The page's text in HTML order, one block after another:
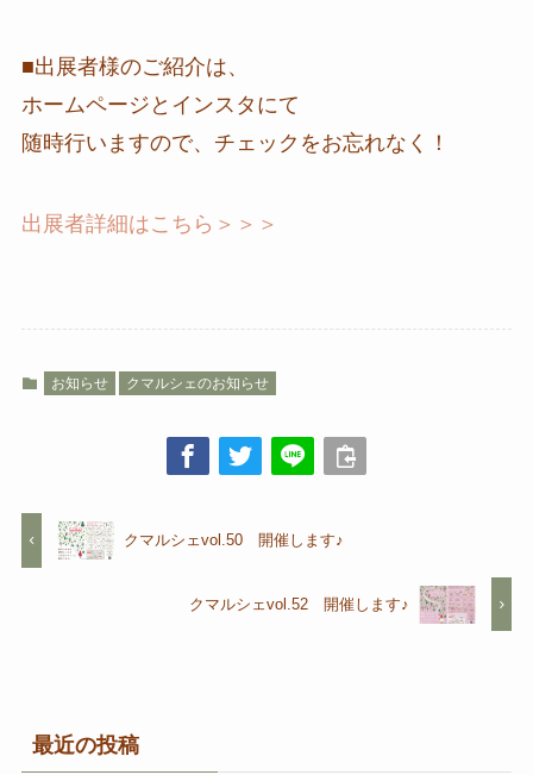
■出展者様のご紹介は、
ホームページとインスタにて
随時行いますので、チェックをお忘れなく！
出展者詳細はこちら＞＞＞
お知らせ クマルシェのお知らせ
クマルシェvol.50 開催します♪
クマルシェvol.52 開催します♪
最近の投稿